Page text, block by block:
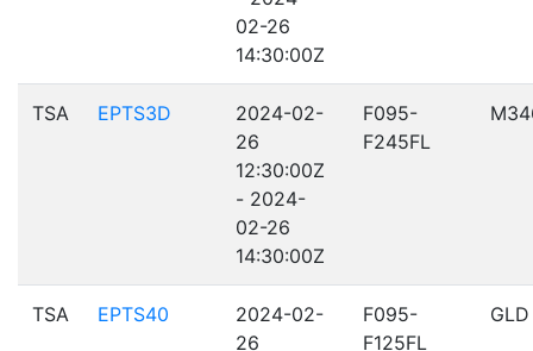
02-26
14:30:00Z
TSA EPTS3D
2024-02-
26
12:30:00Z
- 2024-
02-26
14:30:00Z
F095-
F245FL
TSA EPTS40
2024-02-
26
F095-
F125FL
GLD